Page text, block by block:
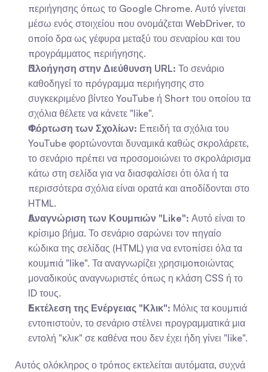
περιήγησης όπως το Google Chrome. Αυτό γίνεται
μέσω ενός στοιχείου που ονομάζεται WebDriver, το
οποίο δρα ως γέφυρα μεταξύ του σεναρίου και του
προγράμματος περιήγησης.
Πλοήγηση στην Διεύθυνση URL: Το σενάριο
καθοδηγεί το πρόγραμμα περιήγησης στο
συγκεκριμένο βίντεο YouTube ή Short του οποίου τα
σχόλια θέλετε να κάνετε "like".
Φόρτωση των Σχολίων: Επειδή τα σχόλια του
YouTube φορτώνονται δυναμικά καθώς σκρολάρετε,
το σενάριο πρέπει να προσομοιώνει το σκρολάρισμα
κάτω στη σελίδα για να διασφαλίσει ότι όλα ή τα
περισσότερα σχόλια είναι ορατά και αποδίδονται στο
HTML.
Αναγνώριση των Κουμπιών "Like": Αυτό είναι το
κρίσιμο βήμα. Το σενάριο σαρώνει τον πηγαίο
κώδικα της σελίδας (HTML) για να εντοπίσει όλα τα
κουμπιά "like". Τα αναγνωρίζει χρησιμοποιώντας
μοναδικούς αναγνωριστές όπως η κλάση CSS ή το
ID τους.
Εκτέλεση της Ενέργειας "Κλικ": Μόλις τα κουμπιά
εντοπιστούν, το σενάριο στέλνει προγραμματικά μια
εντολή "κλικ" σε καθένα που δεν έχει ήδη γίνει "like".
Αυτός ολόκληρος ο τρόπος εκτελείται αυτόματα, συχνά